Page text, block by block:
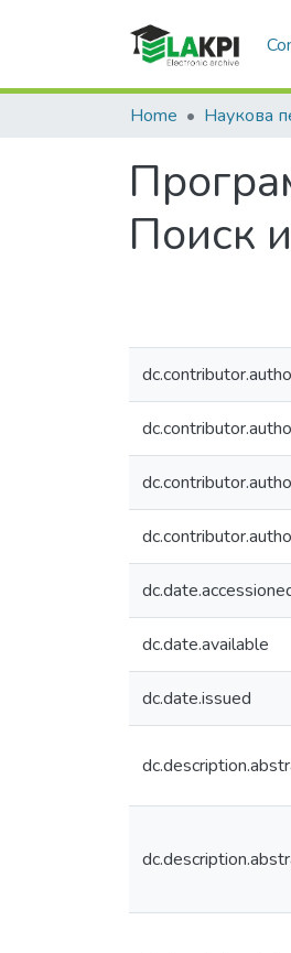
Home Наукова
Поиск
dc.date.available
dc.date.issued